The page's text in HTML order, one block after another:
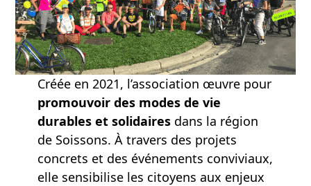
Créée en 2021, l’association œuvre pour
promouvoir des modes de vie
durables et solidaires dans la région
de Soissons. À travers des projets
concrets et des événements conviviaux,
elle sensibilise les citoyens aux enjeux